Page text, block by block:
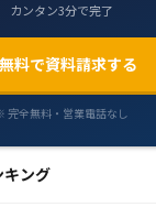
カンタン3分で完了
料で資料請求する
完全無料・営業電話なし
ング